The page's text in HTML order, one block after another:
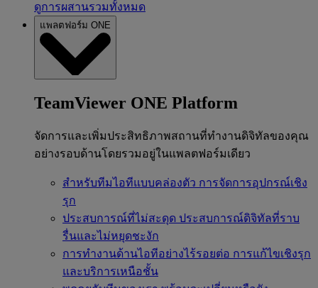
ดูการผสานรวมทั้งหมด
แพลตฟอร์ม ONE
TeamViewer ONE Platform
จัดการและเพิ่มประสิทธิภาพสถานที่ทำงานดิจิทัลของคุณ
อย่างรอบด้านโดยรวมอยู่ในแพลตฟอร์มเดียว
สำหรับทีมไอทีแบบคล่องตัว การจัดการอุปกรณ์เชิง
รุก
ประสบการณ์ที่ไม่สะดุด ประสบการณ์ดิจิทัลที่ราบ
รื่นและไม่หยุดชะงัก
การทำงานด้านไอทีอย่างไร้รอยต่อ การแก้ไขเชิงรุก
และบริการเหนือชั้น